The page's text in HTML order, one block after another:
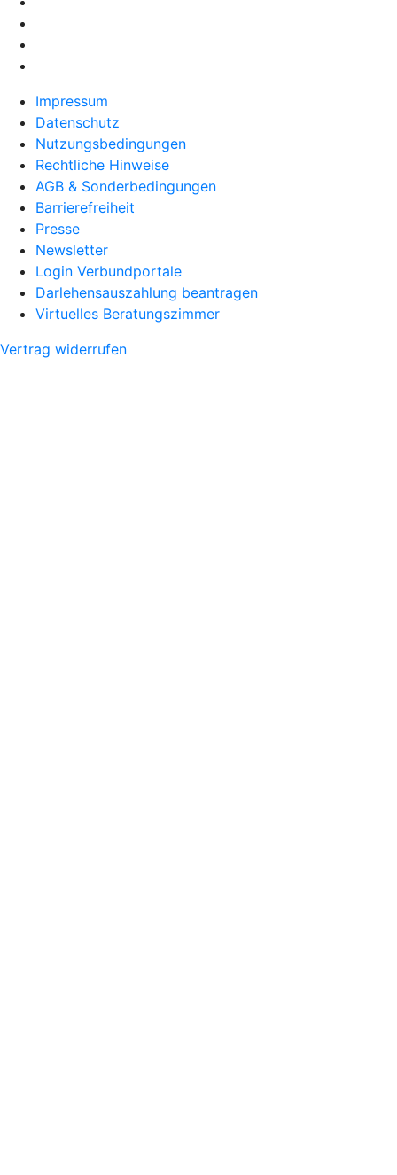
Impressum
Datenschutz
Nutzungsbedingungen
Rechtliche Hinweise
AGB & Sonderbedingungen
Barrierefreiheit
Presse
Newsletter
Login Verbundportale
Darlehensauszahlung beantragen
Virtuelles Beratungszimmer
Vertrag widerrufen